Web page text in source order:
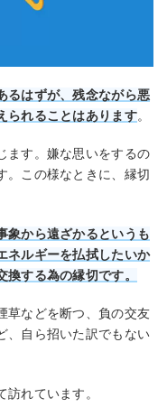
るはずが、残念ながら悪
られることはあります。
ます。嫌な思いをするの
。この様なときに、縁切
象から遠ざかるというも
ネルギーを払拭したいか
する為の縁切です。
草などを断つ、負の交友
、自ら招いた訳でもない
れています。